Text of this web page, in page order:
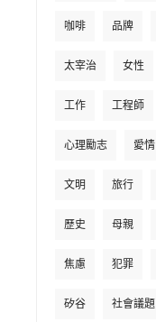
咖啡 品牌
太宰治 女性
工作 工程師
心理勵志 愛情
文明 旅行
歷史 母親
焦慮 犯罪
矽谷 社會議題